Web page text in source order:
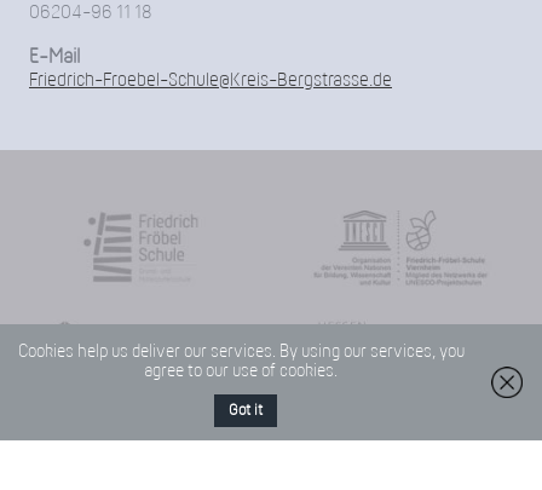
06204-96 11 18
E-Mail
Friedrich-Froebel-Schule@Kreis-Bergstrasse.de
Cookies help us deliver our services. By using our services, you
agree to our use of cookies.
Got it